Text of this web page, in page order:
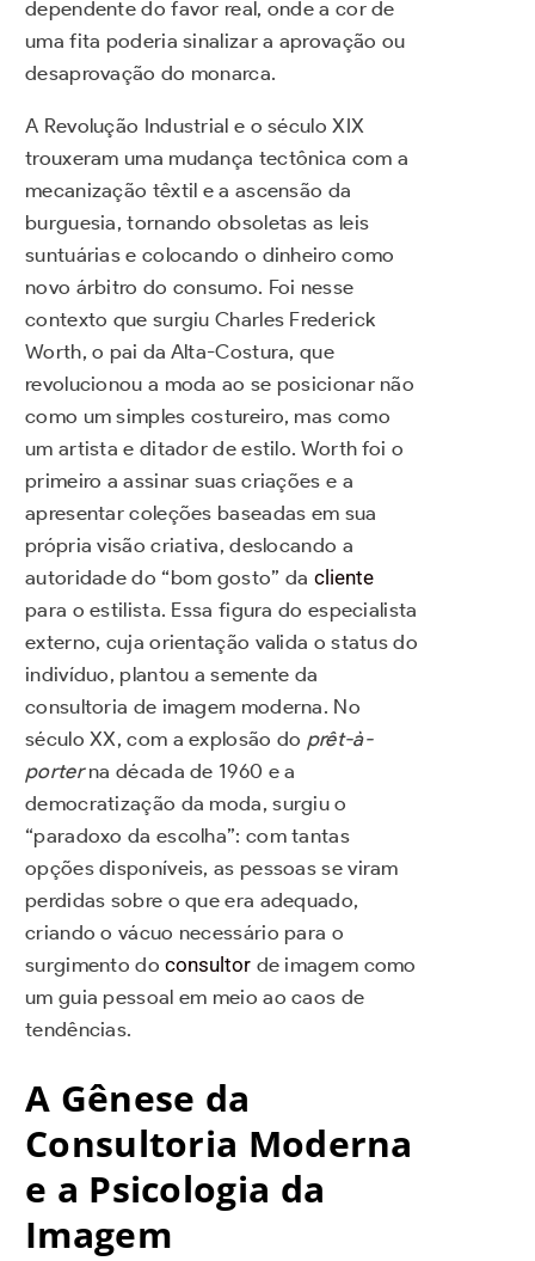
dependente do favor real, onde a cor de
uma fita poderia sinalizar a aprovação ou
desaprovação do monarca.
A Revolução Industrial e o século XIX
trouxeram uma mudança tectônica com a
mecanização têxtil e a ascensão da
burguesia, tornando obsoletas as leis
suntuárias e colocando o dinheiro como
novo árbitro do consumo. Foi nesse
contexto que surgiu Charles Frederick
Worth, o pai da Alta-Costura, que
revolucionou a moda ao se posicionar não
como um simples costureiro, mas como
um artista e ditador de estilo. Worth foi o
primeiro a assinar suas criações e a
apresentar coleções baseadas em sua
própria visão criativa, deslocando a
autoridade do “bom gosto” da cliente
para o estilista. Essa figura do especialista
externo, cuja orientação valida o status do
indivíduo, plantou a semente da
consultoria de imagem moderna. No
século XX, com a explosão do prêt-à-
porterna década de 1960 e a
democratização da moda, surgiu o
“paradoxo da escolha”: com tantas
opções disponíveis, as pessoas se viram
perdidas sobre o que era adequado,
criando o vácuo necessário para o
surgimento doconsultor de imagem como
um guia pessoal em meio ao caos de
tendências.
A Gênese da
Consultoria Moderna
e a Psicologia da
Imagem